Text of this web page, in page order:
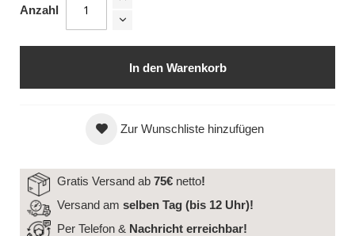
Anzahl
In den Warenkorb
Zur Wunschliste hinzufügen
Gratis Versand ab 75€ netto!
Versand am selben Tag (bis 12 Uhr)!
Per Telefon & Nachricht erreichbar!